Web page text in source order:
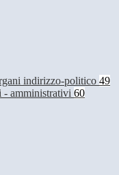
indirizzo-politico 49
- amministrativi 60